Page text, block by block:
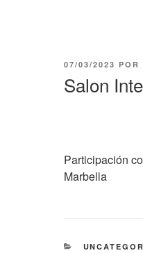
PUBLICADO
07/03/2023 POR
Salon
Participación
Marbella